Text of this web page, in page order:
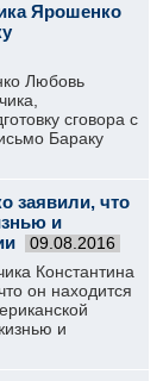
Ярошенко
Любовь
сговора с
Бараку
заявили, что
и
09.08.2016
Константина
он находится
и